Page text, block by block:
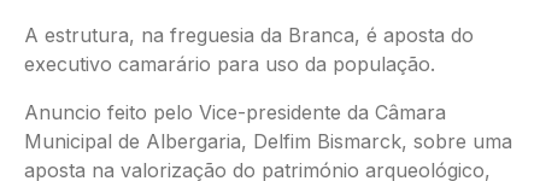
A estrutura, na freguesia da Branca, é aposta do
executivo camarário para uso da população.
Anuncio feito pelo Vice-presidente da Câmara
Municipal de Albergaria, Delfim Bismarck, sobre uma
aposta na valorização do património arqueológico,